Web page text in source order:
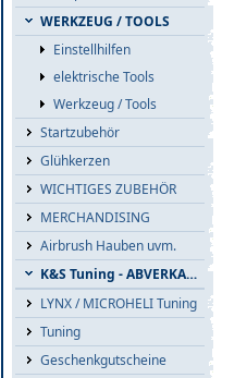
WERKZEUG / TOOLS
Einstellhilfen
elektrische Tools
Werkzeug / Tools
Startzubehör
Glühkerzen
WICHTIGES ZUBEHÖR
MERCHANDISING
Airbrush Hauben uvm.
K&S Tuning - ABVERKAUF
LYNX / MICROHELI Tuning
Tuning
Geschenkgutscheine